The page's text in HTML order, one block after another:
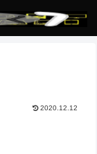
2020.12.12